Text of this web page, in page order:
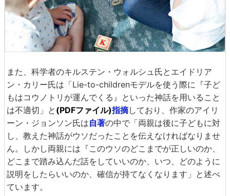
また、科学者のキルステン・ウォルシュ氏とエイドリア
ン・カリー氏は「Lie-to-childrenモデルを使う際に『子ど
もはコウノトリが運んでくる』といった神話を用いること
は不適切」と (PDFファイル)指摘しており、作家のアイリ
ーン・ジョンソン氏は自著の中で「両親は後に子どもに対
し、教えた神話がウソだったことを伝えなければなりませ
ん。しかし両親には『このウソのどこまでが正しいのか、
どこまで踏み込んだ話をしていいのか、いつ、どのように
説明をしたらいいのか、確信が持てなくなります」と述べ
ています。